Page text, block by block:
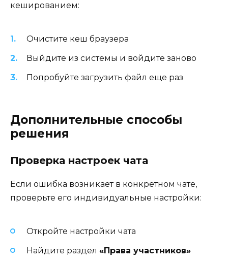
кешированием:
Очистите кеш браузера
Выйдите из системы и войдите заново
Попробуйте загрузить файл еще раз
Дополнительные способы
решения
Проверка настроек чата
Если ошибка возникает в конкретном чате,
проверьте его индивидуальные настройки:
Откройте настройки чата
Найдите раздел «Права участников»